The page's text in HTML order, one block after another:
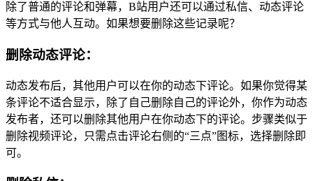
除了普通的评论和弹幕，B站用户还可以通过私信、动态评论
等方式与他人互动。如果想要删除这些记录呢？
删除动态评论：
动态发布后，其他用户可以在你的动态下评论。如果你觉得某
条评论不适合显示，除了自己删除自己的评论外，你作为动态
发布者，还可以删除其他用户在你动态下的评论。步骤类似于
删除视频评论，只需点击评论右侧的“三点”图标，选择删除即
可。